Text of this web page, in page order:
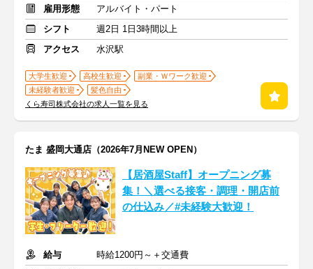
雇用形態
アルバイト・パート
シフト
週2日 1日3時間以上
アクセス
水沢駅
大学生歓迎 高校生歓迎
副業・Ｗワーク歓迎
未経験者歓迎
髪色自由
くら寿司株式会社の求人一覧を見る
たま 盛岡大通店（2026年7月NEW OPEN）
【居酒屋Staff】オープニング募
集！＼選べる接客・調理・開店前
の仕込み／#未経験大歓迎！
給与
時給1200円～＋交通費